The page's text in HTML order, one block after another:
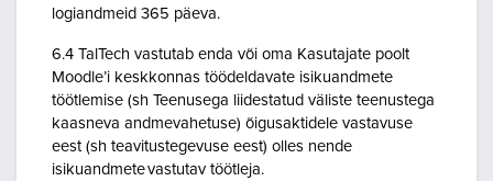
logiandmeid 365 päeva.
6.4 TalTech vastutab enda või oma Kasutajate poolt
Moodle’i keskkonnas töödeldavate isikuandmete
töötlemise (sh Teenusega liidestatud väliste teenustega
kaasneva andmevahetuse) õigusaktidele vastavuse
eest (sh teavitustegevuse eest) olles nende
isikuandmete vastutav töötleja.